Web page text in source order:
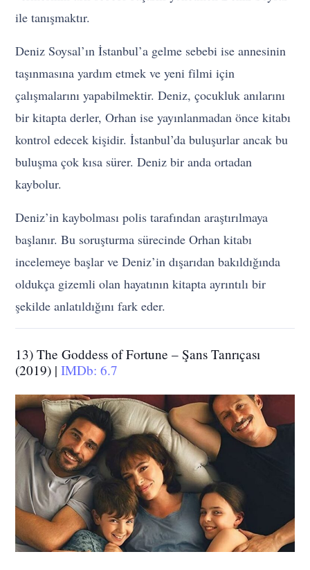
ile tanışmaktır.
Deniz Soysal’ın İstanbul’a gelme sebebi ise annesinin
taşınmasına yardım etmek ve yeni filmi için
çalışmalarını yapabilmektir. Deniz, çocukluk anılarını
bir kitapta derler, Orhan ise yayınlanmadan önce kitabı
kontrol edecek kişidir. İstanbul’da buluşurlar ancak bu
buluşma çok kısa sürer. Deniz bir anda ortadan
kaybolur.
Deniz’in kaybolması polis tarafından araştırılmaya
başlanır. Bu soruşturma sürecinde Orhan kitabı
incelemeye başlar ve Deniz’in dışarıdan bakıldığında
oldukça gizemli olan hayatının kitapta ayrıntılı bir
şekilde anlatıldığını fark eder.
13) The Goddess of Fortune – Şans Tanrıçası
(2019) |IMDb: 6.7